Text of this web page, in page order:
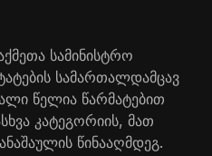
სამინისტრო
სამართალდამცავ
წელია წარმატებით
კატეგორიის, მათ
წინააღმდეგ.